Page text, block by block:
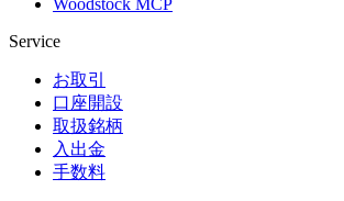
Woodstock MCP
Service
お取引
口座開設
取扱銘柄
入出金
手数料